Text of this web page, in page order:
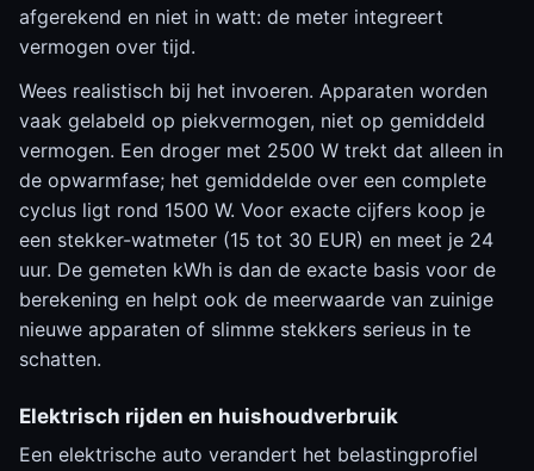
afgerekend en niet in watt: de meter integreert
vermogen over tijd.
Wees realistisch bij het invoeren. Apparaten worden
vaak gelabeld op piekvermogen, niet op gemiddeld
vermogen. Een droger met 2500 W trekt dat alleen in
de opwarmfase; het gemiddelde over een complete
cyclus ligt rond 1500 W. Voor exacte cijfers koop je
een stekker-watmeter (15 tot 30 EUR) en meet je 24
uur. De gemeten kWh is dan de exacte basis voor de
berekening en helpt ook de meerwaarde van zuinige
nieuwe apparaten of slimme stekkers serieus in te
schatten.
Elektrisch rijden en huishoudverbruik
Een elektrische auto verandert het belastingprofiel